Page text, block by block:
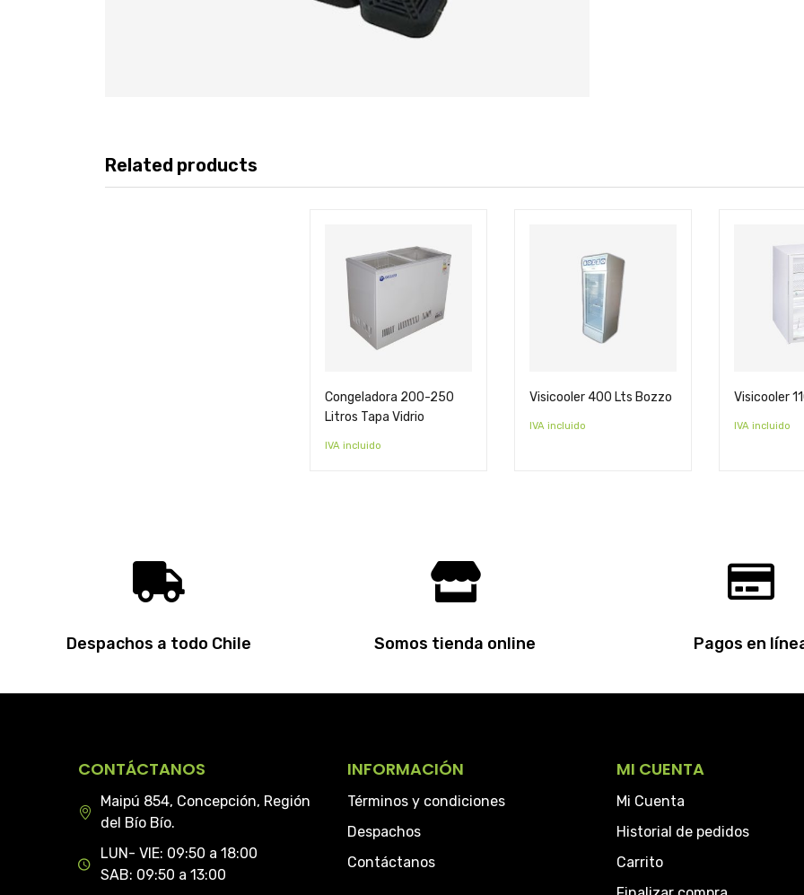
Related products
Congeladora 200-250
Litros Tapa Vidrio
IVA incluido
Visicooler 400 Lts Bozzo
IVA incluido
Visicooler
IVA incluido
Despachos a todo Chile Somos tienda online Pagos en
CONTÁCTANOS
Maipú 854, Concepción, Región
del Bío Bío.
LUN- VIE: 09:50 a 18:00
SAB: 09:50 a 13:00
INFORMACIÓN
Términos y condiciones
Despachos
Contáctanos
MI CUENTA
Mi Cuenta
Historial de pedidos
Carrito